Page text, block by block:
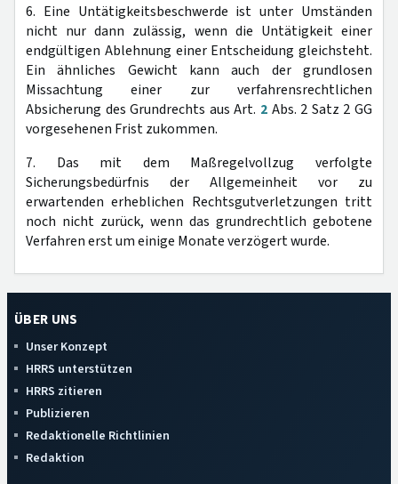
6. Eine Untätigkeitsbeschwerde ist unter Umständen
nicht nur dann zulässig, wenn die Untätigkeit einer
endgültigen Ablehnung einer Entscheidung gleichsteht.
Ein ähnliches Gewicht kann auch der grundlosen
Missachtung einer zur verfahrensrechtlichen
Absicherung des Grundrechts aus Art. 2 Abs. 2 Satz 2 GG
vorgesehenen Frist zukommen.
7. Das mit dem Maßregelvollzug verfolgte
Sicherungsbedürfnis der Allgemeinheit vor zu
erwartenden erheblichen Rechtsgutverletzungen tritt
noch nicht zurück, wenn das grundrechtlich gebotene
Verfahren erst um einige Monate verzögert wurde.
ÜBER UNS
Unser Konzept
HRRS unterstützen
HRRS zitieren
Publizieren
Redaktionelle Richtlinien
Redaktion